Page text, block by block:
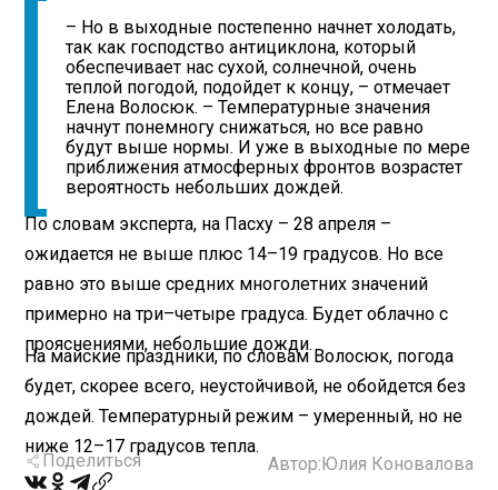
– Но в выходные постепенно начнет холодать,
так как господство антициклона, который
обеспечивает нас сухой, солнечной, очень
теплой погодой, подойдет к концу, – отмечает
Елена Волосюк. – Температурные значения
начнут понемногу снижаться, но все равно
будут выше нормы. И уже в выходные по мере
приближения атмосферных фронтов возрастет
вероятность небольших дождей.
По словам эксперта, на Пасху – 28 апреля –
ожидается не выше плюс 14–19 градусов. Но все
равно это выше средних многолетних значений
примерно на три–четыре градуса. Будет облачно с
прояснениями, небольшие дожди.
На майские праздники, по словам Волосюк, погода
будет, скорее всего, неустойчивой, не обойдется без
дождей. Температурный режим – умеренный, но не
ниже 12–17 градусов тепла.
Поделиться Автор: Юлия Коновалова